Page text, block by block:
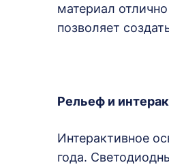
материал
позволяет
Рельеф и
Интерактивное
года.